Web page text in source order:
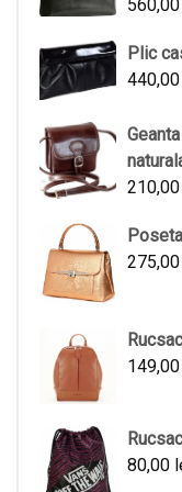
560,00
Plic
440,00
210,00
275,00
149,00
80,00